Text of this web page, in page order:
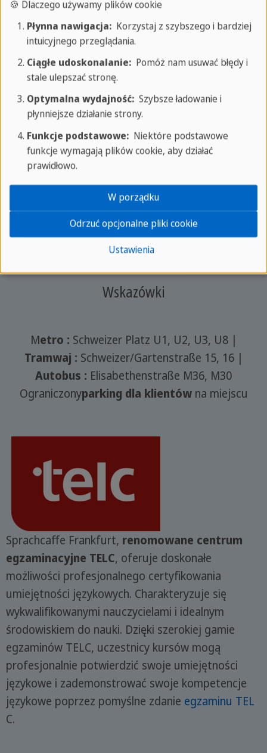
Tel.:+49 69 61091234
E-mail:frankfurt@sprachcaffe.com
Adres:
Gartenstraße 6
60594 Frankfurt nad Menem
Sprachcaffe Frankfurt
Imprint
Kariera
Poszukiwani nauczyciele
Wskazówki
Metro : Schweizer Platz U1, U2, U3, U8 |
Tramwaj : Schweizer/Gartenstraße 15, 16 |
Autobus : Elisabethenstraße M36, M30
Ograniczonyparking dla klientówna miejscu
Sprachcaffe Frankfurt, renomowane centrum
egzaminacyjne TELC, oferuje doskonałe
możliwości profesjonalnego certyfikowania
umiejętności językowych. Charakteryzuje się
wykwalifikowanymi nauczycielami i idealnym
środowiskiem do nauki. Dzięki szerokiej gamie
egzaminów TELC, uczestnicy kursów mogą
profesjonalnie potwierdzić swoje umiejętności
językowe i zademonstrować swoje kompetencje
językowe poprzez pomyślne zdanie egzaminu TEL
C.
🍪 Dlaczego używamy plików cookie
Płynna nawigacja:Korzystaj z szybszego i bardziej
intuicyjnego przeglądania.
Ciągłe udoskonalanie:Pomóż nam usuwać błędy i
stale ulepszać stronę.
Optymalna wydajność:Szybsze ładowanie i
płynniejsze działanie strony.
Funkcje podstawowe:Niektóre podstawowe
funkcje wymagają plików cookie, aby działać
prawidłowo.
Ustawienia
Odrzuć opcjonalne pliki cookie
W porządku